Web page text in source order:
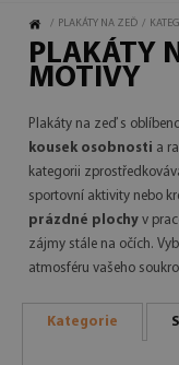
/ PLAKÁTY NA ZEĎ /
PLAKÁTY
MOTIVY
Plakáty na zeď s
kousek osobnosti a
kategorii
sportovní aktivity nebo
prázdné plochy v
zájmy stále na očích.
atmosféru vašeho
Kategorie